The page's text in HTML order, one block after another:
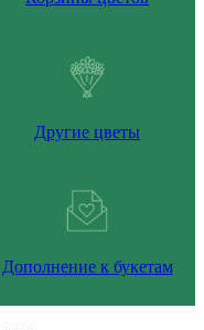
Другие цветы
Дополнение к букетам